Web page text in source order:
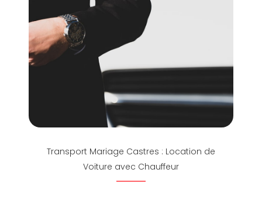
Transport Mariage Castres : Location de
Voiture avec Chauffeur